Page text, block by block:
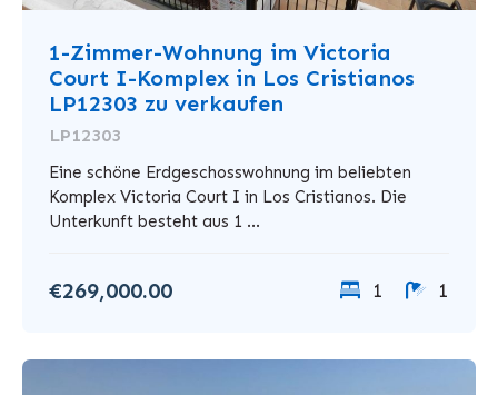
1-Zimmer-Wohnung im Victoria
Court I-Komplex in Los Cristianos
LP12303 zu verkaufen
LP12303
Eine schöne Erdgeschosswohnung im beliebten
Komplex Victoria Court I in Los Cristianos. Die
Unterkunft besteht aus 1 ...
€269,000.00 1 1